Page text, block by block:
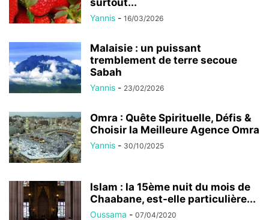
Yannis - 16/03/2026
Malaisie : un puissant
tremblement de terre secoue
Sabah
Yannis - 23/02/2026
Omra : Quête Spirituelle, Défis &
Choisir la Meilleure Agence Omra
Yannis - 30/10/2025
Islam : la 15ème nuit du mois de
Chaabane, est-elle particulière...
Oussama - 07/04/2020